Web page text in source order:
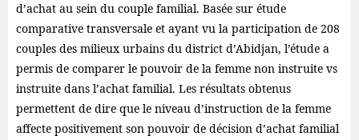
d’achat au sein du couple familial. Basée sur étude
comparative transversale et ayant vu la participation de 208
couples des milieux urbains du district d’Abidjan, l’étude a
permis de comparer le pouvoir de la femme non instruite vs
instruite dans l’achat familial. Les résultats obtenus
permettent de dire que le niveau d’instruction de la femme
affecte positivement son pouvoir de décision d’achat familial